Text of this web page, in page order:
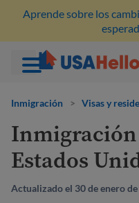
Aprende sobre los
Inmigración > Visas y
Estados
Actualizado el 30 de enero